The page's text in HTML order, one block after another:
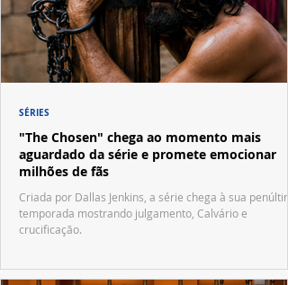
"The Chosen" chega ao momento mais
aguardado da série e promete emocionar
milhões de fãs
Criada por Dallas Jenkins, a série chega à sua
temporada mostrando julgamento, Calvário e
crucificação.
SÉRIES